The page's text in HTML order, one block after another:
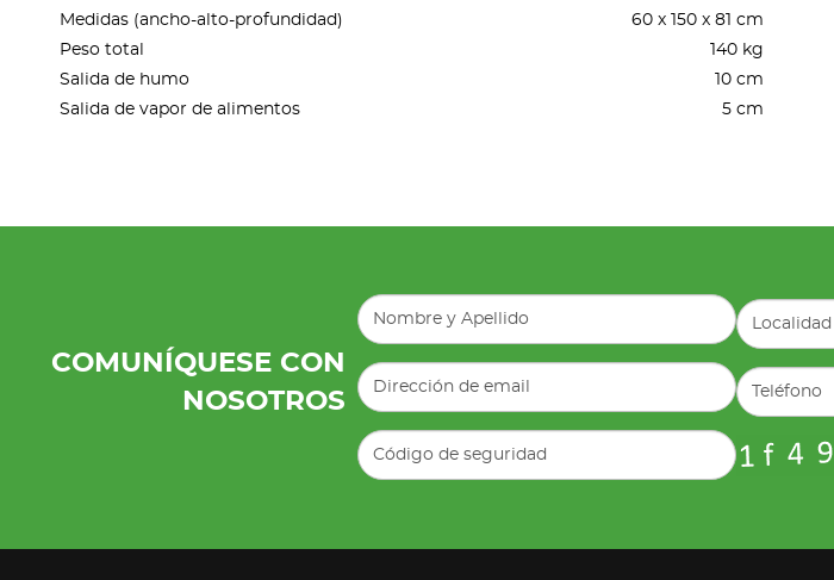
Medidas (ancho-alto-profundidad)
60 x 150 x 81 cm
Peso total
140 kg
Salida de humo
10 cm
Salida de vapor de alimentos
5 cm
COMUNÍQUESE CON
NOSOTROS